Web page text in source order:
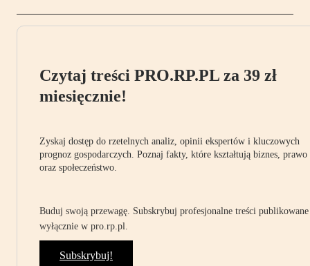
Czytaj treści PRO.RP.PL za 39 zł
miesięcznie!
Zyskaj dostęp do rzetelnych analiz, opinii ekspertów i kluczowych
prognoz gospodarczych. Poznaj fakty, które kształtują biznes, prawo
oraz społeczeństwo.
Buduj swoją przewagę. Subskrybuj profesjonalne treści publikowane
wyłącznie w pro.rp.pl.
Subskrybuj!